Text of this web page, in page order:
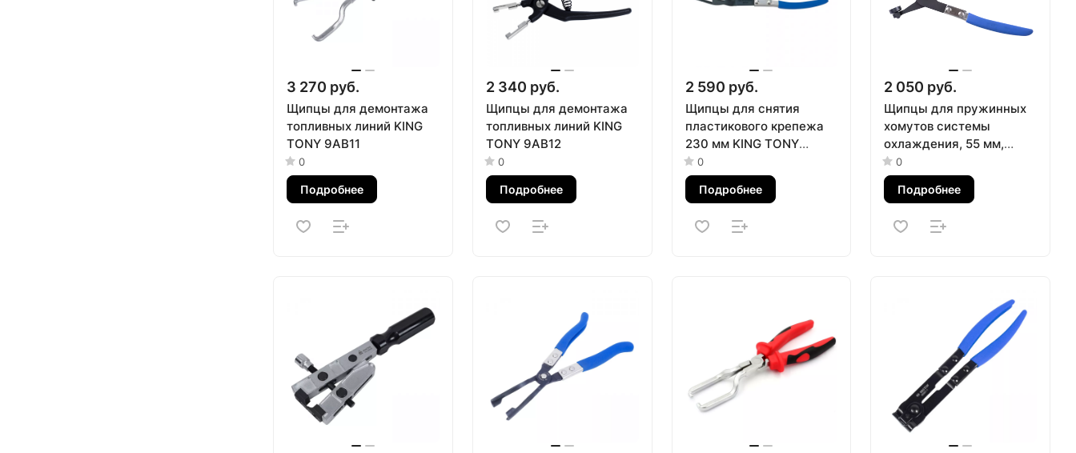
3 270 руб.
Щипцы для демонтажа
топливных линий KING
TONY 9AB11
0
Подробнее
2 340 руб.
Щипцы для демонтажа
топливных линий KING
TONY 9AB12
0
Подробнее
2 590 руб.
Щипцы для снятия
пластикового крепежа
230 мм KING TONY
9TC101
0
Подробнее
2 050 руб.
Щипцы для пружинных
хомутов системы
охлаждения, 55 мм,
трещотка KING TONY
9AA11
0
Подробнее